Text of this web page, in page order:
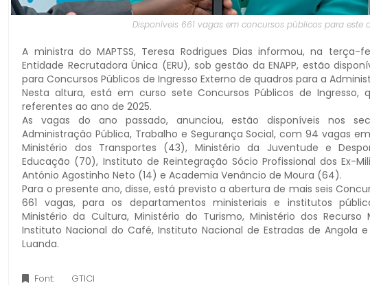
Disponíveis 661 vagas em concursos públicos para este
A ministra do MAPTSS, Teresa Rodrigues Dias informou, na
Entidade Recrutadora Única (ERU), sob gestão da ENAPP, estão
para Concursos Públicos de Ingresso Externo de quadros para a
Nesta altura, está em curso sete Concursos Públicos de Ingresso,
referentes ao ano de 2025.
As vagas do ano passado, anunciou, estão disponíveis nos
Administração Pública, Trabalho e Segurança Social, com 94 vagas
Ministério dos Transportes (43), Ministério da Juventude e
Educação (70), Instituto de Reintegração Sócio Profissional dos Ex-
António Agostinho Neto (14) e Academia Venâncio de Moura (64).
Para o presente ano, disse, está previsto a abertura de mais seis
661 vagas, para os departamentos ministeriais e institutos
Ministério da Cultura, Ministério do Turismo, Ministério dos Recurso
Instituto Nacional do Café, Instituto Nacional de Estradas de Angola
Luanda.
Font: GTICI